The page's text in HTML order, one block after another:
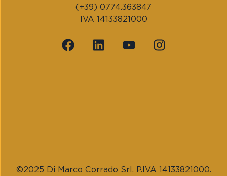
(+39) 0774.363847
IVA 14133821000
©2025 Di Marco Corrado Srl, P.IVA 14133821000.